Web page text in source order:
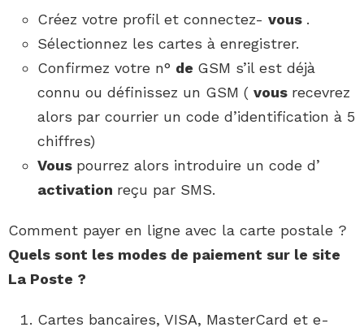
Créez votre profil et connectez- vous .
Sélectionnez les cartes à enregistrer.
Confirmez votre n° de GSM s’il est déjà
connu ou définissez un GSM ( vous recevrez
alors par courrier un code d’identification à 5
chiffres)
Vous pourrez alors introduire un code d’
activation reçu par SMS.
Comment payer en ligne avec la carte postale ?
Quels sont les modes de paiement sur le site
La Poste ?
Cartes bancaires, VISA, MasterCard et e-